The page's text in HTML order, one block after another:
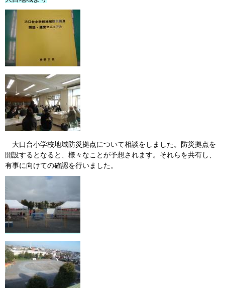
大口台小学校地域防災拠点について相談をしました。防災拠点を
開設するとなると、様々なことが予想されます。それらを共有し、
有事に向けての確認を行いました。